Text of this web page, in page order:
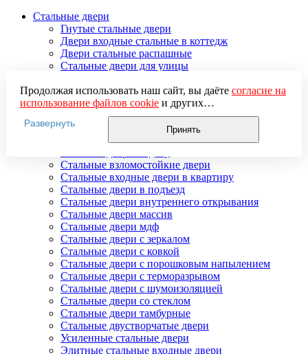
Стальные двери
Гнутые стальные двери
Двери входные стальные в коттедж
Двери стальные распашные
Стальные двери для улицы
Дверь стальная двупольная
Наружные стальные двери
Недорогие стальные двери
Распродажа стальных дверей
Стальная дверь в дом
Стальные взломостойкие двери
Стальные входные двери в квартиру
Стальные двери в подъезд
Стальные двери внутреннего открывания
Стальные двери массив
Стальные двери мдф
Стальные двери с зеркалом
Стальные двери с ковкой
Стальные двери с порошковым напылением
Стальные двери с терморазрывом
Стальные двери с шумоизоляцией
Стальные двери со стеклом
Стальные двери тамбурные
Стальные двустворчатые двери
Усиленные стальные двери
Элитные стальные входные двери
Продолжая использовать наш сайт, вы даёте согласие на
использование файлов cookieи других
пользовательских данных (включая IP-адрес, сведения о
местоположении, устройстве, действиях на сайте и т. п.)
для функционирования сайта, проведения
использования систем аналитики (например,
Яндекс.Метрика), в соответствии с нашейПолитикой
обработки персональных данных.
Если вы не хотите, чтобы ваши данные обрабатывались,
настройте ограничения в браузере или покиньте сайт.
Развернуть
Принять